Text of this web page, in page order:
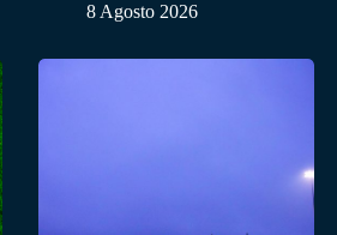
8 Agosto 2026